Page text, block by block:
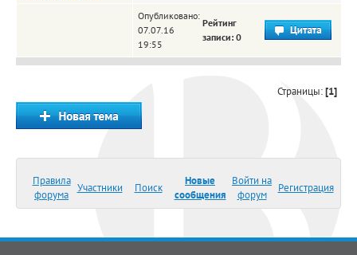
Опубликовано:
07.07.16
19:55
Рейтинг
записи: 0
Страницы:[1]
Правила
форума
Участники Поиск
Новые
сообщения
Войти на
форум
Регистрация